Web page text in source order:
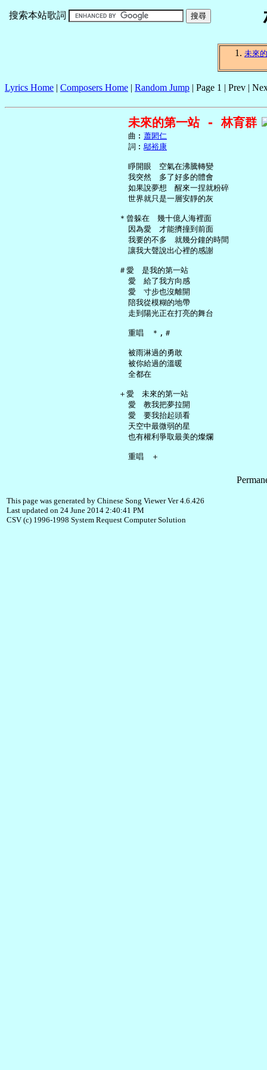
搜索本站歌詞
未來
Lyrics Home | Composers Home | Random Jump | Page 1 | Prev |
未來的第一站 - 林育群
     曲︰
蕭閎仁
     詞︰
鄔裕康
     睜開眼　空氣在沸騰轉變
     我突然　多了好多的體會
     如果說夢想　醒來一捏就粉碎
     世界就只是一層安靜的灰
   ＊曾躲在　幾十億人海裡面
     因為愛　才能擠撞到前面
     我要的不多　就幾分鐘的時間
     讓我大聲說出心裡的感謝
   ＃愛　是我的第一站
     愛　給了我方向感
     愛　寸步也沒離開
     陪我從模糊的地帶
     走到陽光正在打亮的舞台
     重唱　＊,＃
     被雨淋過的勇敢
     被你給過的溫暖
     全都在
   ＋愛　未來的第一站
     愛　教我把夢拉開
     愛　要我抬起頭看
     天空中最微弱的星
     也有權利爭取最美的燦爛
This page was generated by Chinese Song Viewer Ver 4.6.426
Last updated on 24 June 2014 2:40:41 PM
CSV (c) 1996-1998 System Request Computer Solution